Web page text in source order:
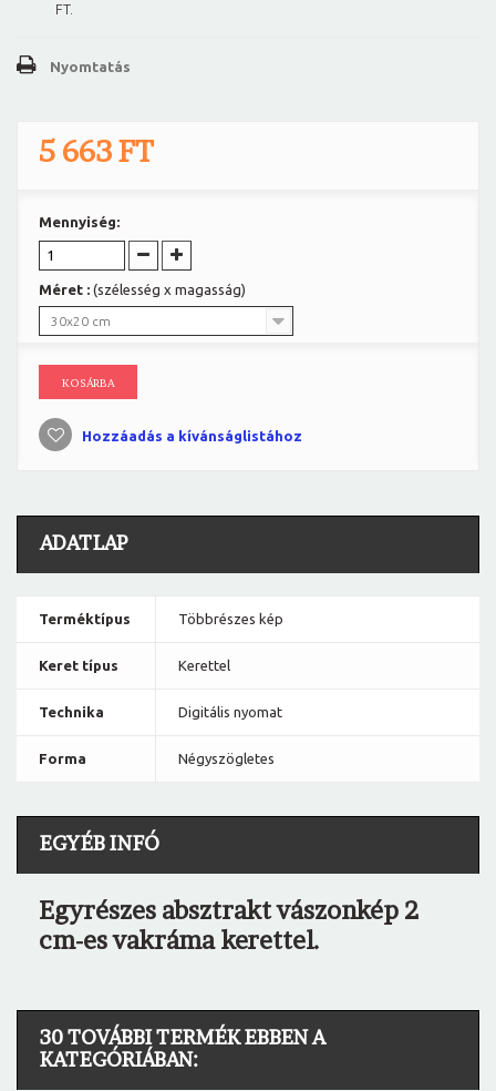
FT.
Nyomtatás
5 663 FT
Mennyiség:
Méret : (szélesség x magasság)
30x20 cm
KOSÁRBA
Hozzáadás a kívánságlistához
ADATLAP
Terméktípus Többrészes kép
Keret típus Kerettel
Technika Digitális nyomat
Forma Négyszögletes
EGYÉB INFÓ
Egyrészes absztrakt vászonkép 2
cm-es vakráma kerettel.
30 TOVÁBBI TERMÉK EBBEN A
KATEGÓRIÁBAN: